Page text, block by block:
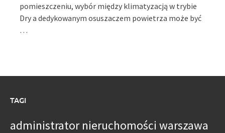
pomieszczeniu, wybór między klimatyzacją w trybie
Dry a dedykowanym osuszaczem powietrza może być
…
TAGI
administrator nieruchomości warszawa